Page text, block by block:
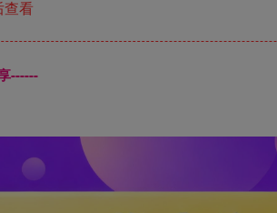
查看
------